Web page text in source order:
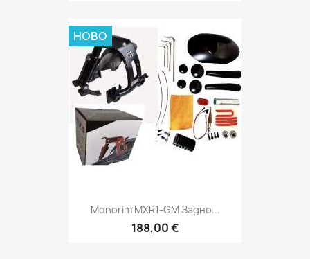
Monorim MXR1-GM Задно...
188,00 €
НОВО